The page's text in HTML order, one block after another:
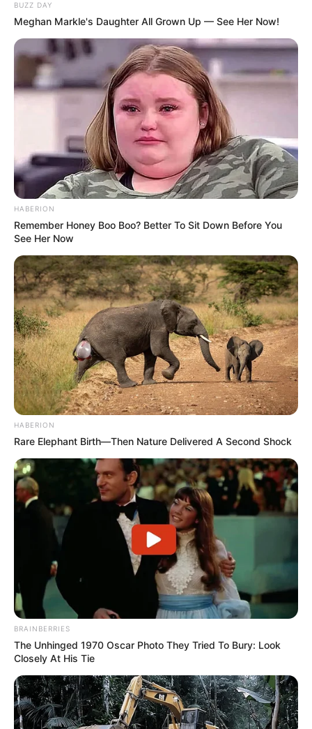
Tastefully Yours Confidence Queen
Walking On Thin Ice Tempest
My Troublesome Star Aema
ULASAN
Rating
Cerita
Pemain
Akting
BUZZ DAY
Meghan Markle's Daughter All Grown Up — See Her Now!
HABERION
Remember Honey Boo Boo? Better To Sit Down Before You
See Her Now
HABERION
Rare Elephant Birth—Then Nature Delivered A Second Shock
BRAINBERRIES
The Unhinged 1970 Oscar Photo They Tried To Bury: Look
Closely At His Tie